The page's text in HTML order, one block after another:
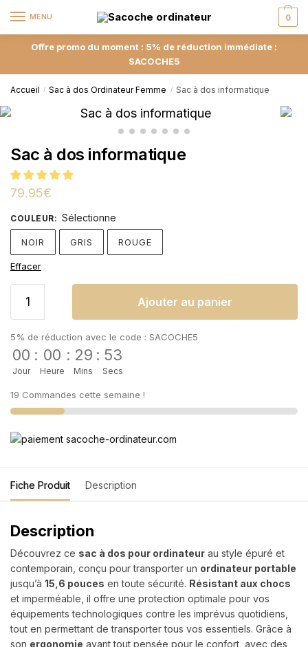
MENU 0
Offre promo du moment : 5% de réduction immédiate :
SACOCHE5
Accueil / Sac à dos Ordinateur Femme / Sac à dos informatique
Sac à dos informatique
79.95€
COULEUR: Sélectionne
NOIR GRIS ROUGE
Effacer
Ajouter au panier
5% de réduction avec le code : SACOCHE5
00
Jour
: 00
Heure
: 29
Mins
: 53
Secs
19 Commandes cette semaine !
Fiche Produit Description
Description
Découvrez ce sac à dos pour ordinateur au style épuré et
contemporain, conçu pour transporter un ordinateur portable
jusqu’à 15,6 pouces en toute sécurité. Résistant aux chocs
et imperméable, il offre une protection optimale pour vos
équipements technologiques contre les imprévus quotidiens,
tout en permettant de transporter tous vos essentiels. Grâce à
son ergonomie avant tout pensée pour le confort, avec des